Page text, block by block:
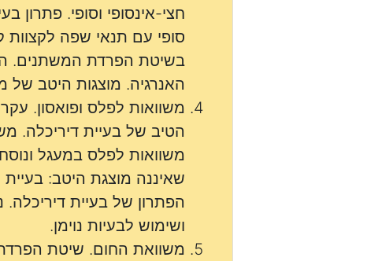
חצי-אינסופי וסופי. פתרון
סופי עם תנאי שפה לקצוות
בשיטת הפרדת המשתנים.
האנרגיה. מוצגות היטב של
משוואות לפלס ופואסון.
הטיב של בעיית דיריכלה.
משוואות לפלס במעגל
שאיננה מוצגת היטב: בעיית
הפתרון של בעיית דיריכלה.
ושימוש לבעיות נוימן.
משוואת החום. שיטת